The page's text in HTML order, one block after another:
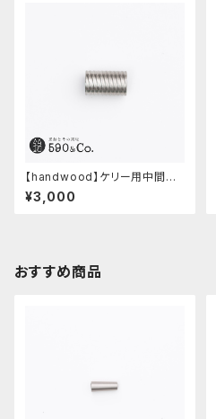
【handwood】ケリー用中間パ
ーツ/カスタムグリップ (多条/ス
テンレス)
¥3,000
おすすめ商品